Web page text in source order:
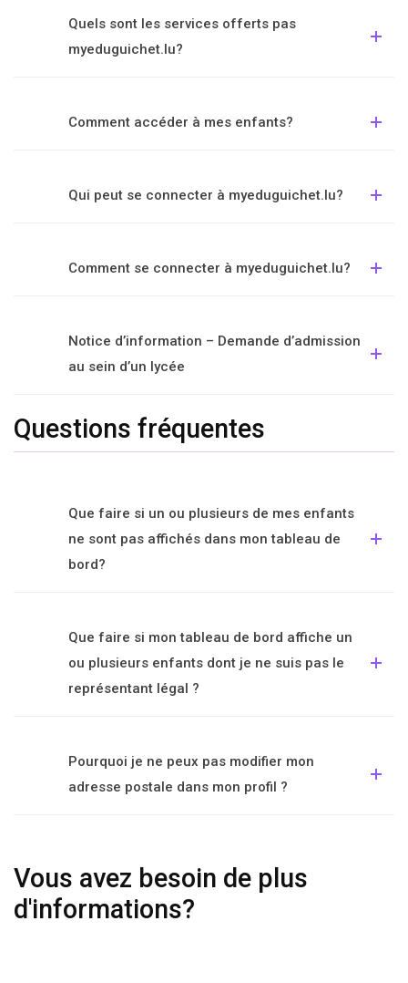
Quels sont les services offerts pas
myeduguichet.lu?
Comment accéder à mes enfants?
Qui peut se connecter à myeduguichet.lu?
Comment se connecter à myeduguichet.lu?
Notice d’information – Demande d’admission
au sein d’un lycée
Questions fréquentes
Que faire si un ou plusieurs de mes enfants
ne sont pas affichés dans mon tableau de
bord?
Que faire si mon tableau de bord affiche un
ou plusieurs enfants dont je ne suis pas le
représentant légal ?
Pourquoi je ne peux pas modifier mon
adresse postale dans mon profil ?
Vous avez besoin de plus
d'informations?